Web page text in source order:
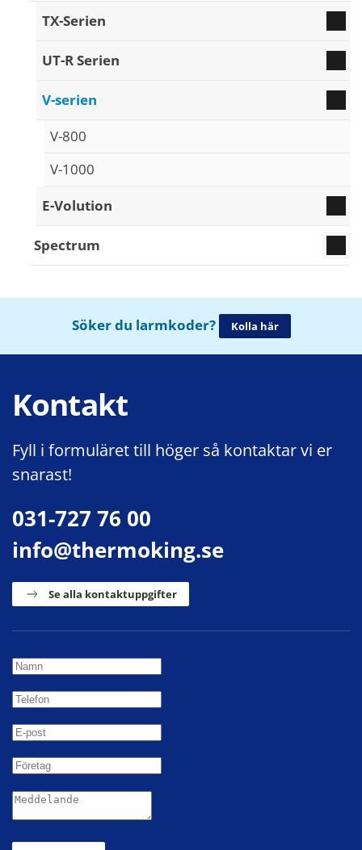
TX-Serien
UT-R Serien
V-serien
V-800
V-1000
E-Volution
Spectrum
Söker du larmkoder? Kolla här
Kontakt
Fyll i formuläret till höger så kontaktar vi er
snarast!
031-727 76 00
info@thermoking.se
Se alla kontaktuppgifter